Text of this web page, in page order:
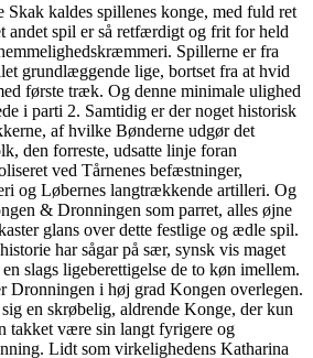
kaldes spillenes konge, med fuld ret
andet spil er så retfærdigt og frit for held
Spillerne er fra
grundlæggende lige, bortset fra at hvid
første træk. Og denne minimale ulighed
i parti 2. Samtidig er der noget historisk
af hvilke Bønderne udgør det
den forreste, udsatte linje foran
ved Tårnenes befæstninger,
og Løbernes langtrækkende artilleri. Og
& Dronningen som parret, alles øjne
glans over dette festlige og ædle spil.
har sågar på sær, synsk vis maget
slags ligeberettigelse de to køn imellem.
Dronningen i høj grad Kongen overlegen.
en skrøbelig, aldrende Konge, der kun
takket være sin langt fyrigere og
Lidt som virkelighedens Katharina